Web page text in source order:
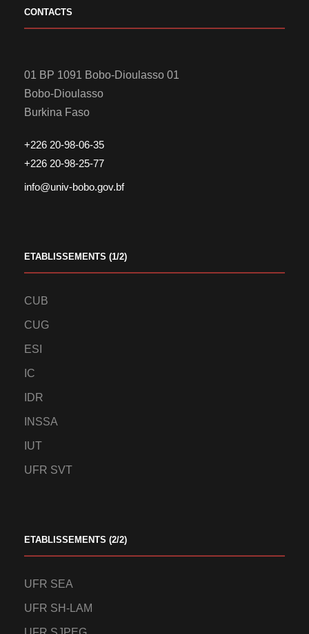
CONTACTS
01 BP 1091 Bobo-Dioulasso 01
Bobo-Dioulasso
Burkina Faso
+226 20-98-06-35
+226 20-98-25-77
info@univ-bobo.gov.bf
ETABLISSEMENTS (1/2)
CUB
CUG
ESI
IC
IDR
INSSA
IUT
UFR SVT
ETABLISSEMENTS (2/2)
UFR SEA
UFR SH-LAM